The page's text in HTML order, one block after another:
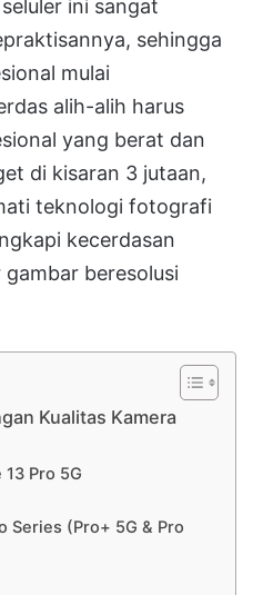
ini sangat
sehingga
mulai
alih-alih harus
yang berat dan
di kisaran 3 jutaan,
teknologi fotografi
kecerdasan
beresolusi
Kualitas Kamera
13 Pro 5G
Series (Pro+ 5G & Pro